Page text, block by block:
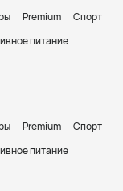
Premium
Спорт
питание
Premium
Спорт
питание